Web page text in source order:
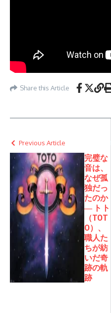
Share this Article
Previous Article
完璧な
音は、
なぜ孤
独だっ
たのか
― トト
（TOT
O）、
職人た
ちが紡
いだ奇
跡の軌
跡